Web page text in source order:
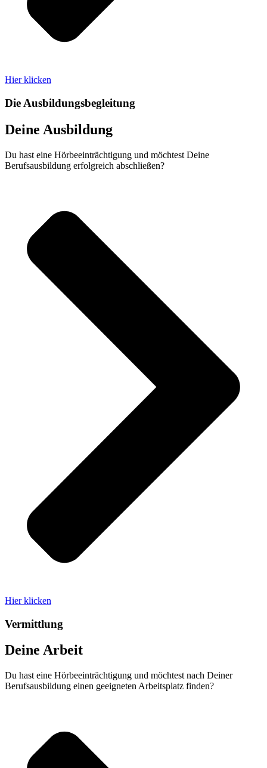
Hier klicken
Die Ausbildungsbegleitung
Deine Ausbildung
Du hast eine Hörbeeinträchtigung und möchtest Deine
Berufsausbildung erfolgreich abschließen?
Hier klicken
Vermittlung
Deine Arbeit
Du hast eine Hör­beein­trächtigung und möchtest nach Deiner
Berufs­­aus­bil­dung einen geeigneten Arbeitsplatz finden?